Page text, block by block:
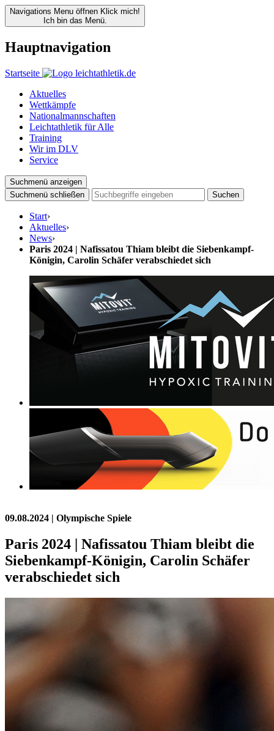
Navigations Menu öffnen Klick mich!
Ich bin das Menü.
Hauptnavigation
Startseite
Aktuelles
Wettkämpfe
Nationalmannschaften
Leichtathletik für Alle
Training
Wir im DLV
Service
Suchmenü anzeigen
Suchmenü schließen
Suchen
Start›
Aktuelles›
News›
Paris 2024 | Nafissatou Thiam bleibt die Siebenkampf-
Königin, Carolin Schäfer verabschiedet sich
09.08.2024 | Olympische Spiele
Paris 2024 | Nafissatou Thiam bleibt die
Siebenkampf-Königin, Carolin Schäfer
verabschiedet sich